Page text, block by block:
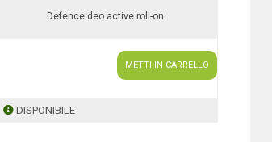
Defence deo active roll-on
METTI IN CARRELLO
DISPONIBILE